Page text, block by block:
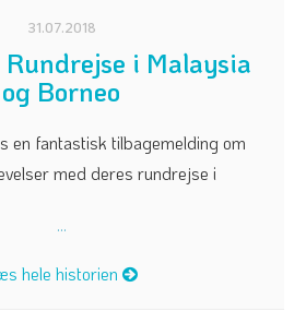
31.07.2018
i Malaysia
og Borneo
en fantastisk tilbagemelding om
med deres rundrejse i
...
hele historien